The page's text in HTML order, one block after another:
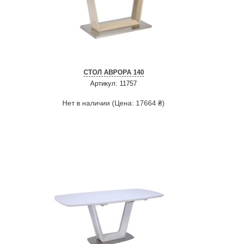
СТОЛ АВРОРА 140
Артикул: 11757
Нет в наличии (Цена: 17664 ₴)